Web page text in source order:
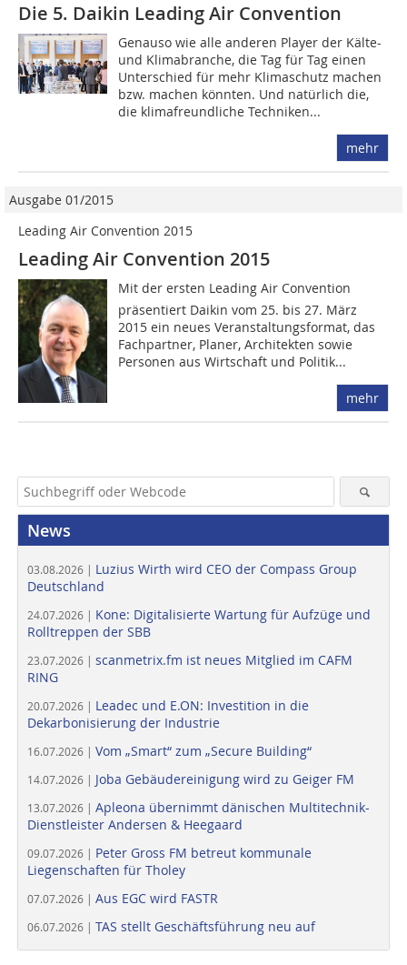
Die 5. Daikin Leading Air Convention
Genauso wie alle anderen Player der Kälte-
und Klimabranche, die Tag für Tag einen
Unterschied für mehr Klimaschutz machen
bzw. machen könnten. Und natürlich die,
die klimafreundliche Techniken...
mehr
Ausgabe 01/2015
Leading Air Convention 2015
Leading Air Convention 2015
Mit der ersten Leading Air Convention
präsentiert Daikin vom 25. bis 27. März
2015 ein neues Veranstaltungsformat, das
Fachpartner, Planer, Architekten sowie
Personen aus Wirtschaft und Politik...
mehr
News
03.08.2026 | Luzius Wirth wird CEO der Compass Group
Deutschland
24.07.2026 | Kone: Digitalisierte Wartung für Aufzüge und
Rolltreppen der SBB
23.07.2026 | scanmetrix.fm ist neues Mitglied im CAFM
RING
20.07.2026 | Leadec und E.ON: Investition in die
Dekarbonisierung der Industrie
16.07.2026 | Vom „Smart“ zum „Secure Building“
14.07.2026 | Joba Gebäudereinigung wird zu Geiger FM
13.07.2026 | Apleona übernimmt dänischen Multitechnik-
Dienstleister Andersen & Heegaard
09.07.2026 | Peter Gross FM betreut kommunale
Liegenschaften für Tholey
07.07.2026 | Aus EGC wird FASTR
06.07.2026 | TAS stellt Geschäftsführung neu auf